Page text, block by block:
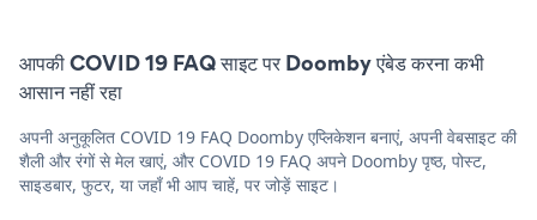
आपकी COVID 19 FAQ साइट पर Doomby एंबेड करना कभी
आसान नहीं रहा
अपनी अनुकूलित COVID 19 FAQ Doomby एप्लिकेशन बनाएं, अपनी वेबसाइट की
शैली और रंगों से मेल खाएं, और COVID 19 FAQ अपने Doomby पृष्ठ, पोस्ट,
साइडबार, फुटर, या जहाँ भी आप चाहें, पर जोड़ें साइट।